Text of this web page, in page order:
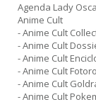
Agenda Lady
Anime Cult
- Anime Cult
- Anime Cult
- Anime Cult
- Anime Cult
- Anime Cult
- Anime Cult